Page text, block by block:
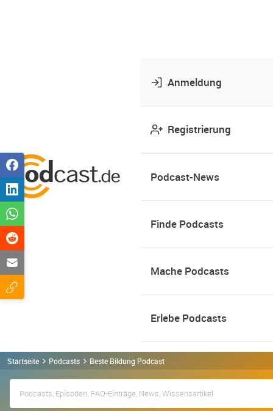
Anmeldung
Registrierung
Podcast-News
Finde Podcasts
Mache Podcasts
Erlebe Podcasts
Startseite Podcasts Beste Bildung Podcast